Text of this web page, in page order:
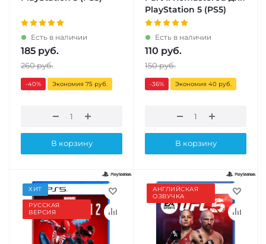
Есть в наличии
185 руб.
260руб.
-40% Экономия 75 руб.
В корзину
PlayStation 5 (PS5)
Есть в наличии
110 руб.
150руб.
-36% Экономия 40 руб.
В корзину
ХИТ
РУССКАЯ
ВЕРСИЯ
АНГЛИЙСКАЯ
ОЗВУЧКА